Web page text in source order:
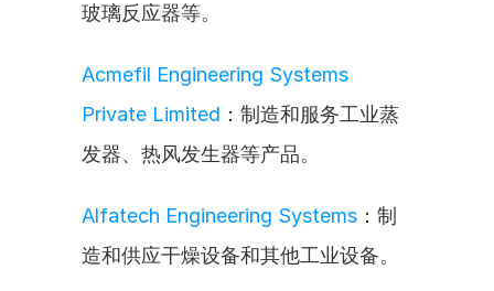
玻璃反应器等。
Acmefil Engineering Systems
Private Limited ：制造和服务工业蒸
发器、热风发生器等产品。
Alfatech Engineering Systems ：制
造和供应干燥设备和其他工业设备。